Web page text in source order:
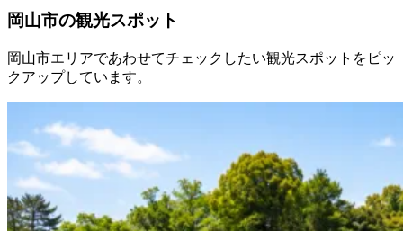
岡山市の観光スポット
岡山市エリアであわせてチェックしたい観光スポットをピッ
クアップしています。